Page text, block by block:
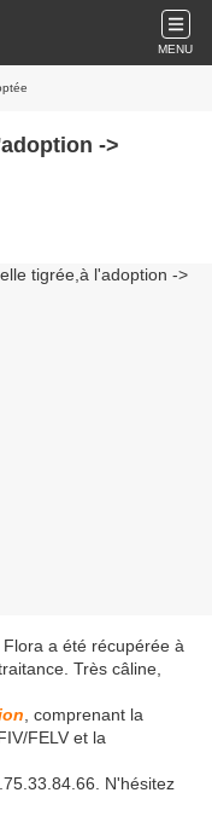
MENU
->
a été récupérée à
Très câline,
, comprenant la
FELV et la
N'hésitez